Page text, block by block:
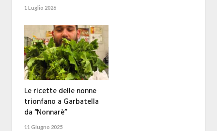
1 Luglio 2026
Le ricette delle nonne
trionfano a Garbatella
da “Nonnarè”
11 Giugno 2025